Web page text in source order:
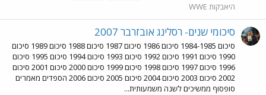
היאבקות WWE
סיכומי שנים- רסלינג אובזרבר 2007
סיכום 1984-1985 סיכום 1986 סיכום 1987 סיכום 1988 סיכום 1989 סיכום
1990 סיכום 1991 סיכום 1992 סיכום 1993 סיכום 1994 סיכום 1995 סיכום
1996 סיכום 1997 סיכום 1998 סיכום 1999 סיכום 2000 סיכום 2001 סיכום
2002 סיכום 2003 סיכום 2004 סיכום 2005 סיכום 2006 הספדים מאמרים
סופסוף ממשיכים לשנה משמעותית...